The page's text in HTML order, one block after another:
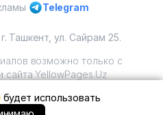
Telegram
Ташкент, ул. Сайрам 25.
возможно только с
YellowPages.Uz
2009 - 2026 / ООО
All rights reserved.
будет использовать